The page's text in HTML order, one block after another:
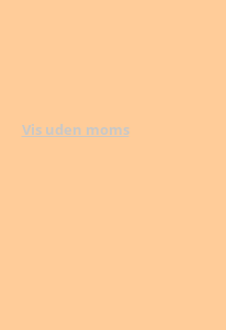
Vis uden moms